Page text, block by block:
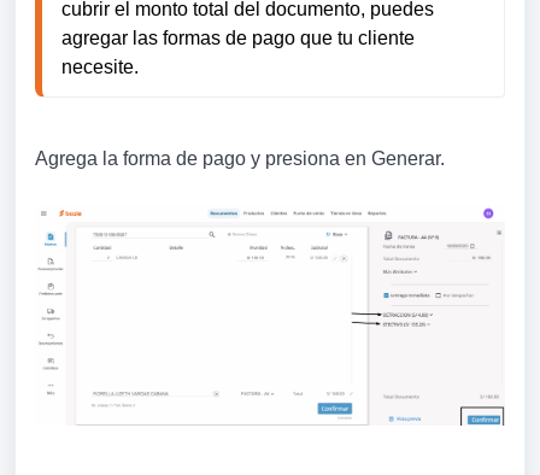
cubrir el monto total del documento, puedes
agregar las formas de pago que tu cliente
necesite.
Agrega la forma de pago y presiona en Generar.